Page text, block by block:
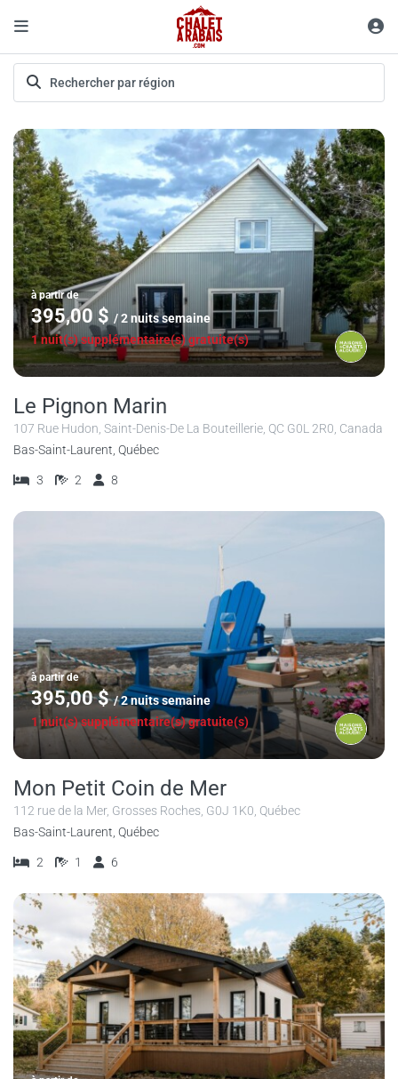
à partir de
395,00 $ / 2 nuits semaine
1 nuit(s) supplémentaire(s) gratuite(s)
Le Pignon Marin
107 Rue Hudon, Saint-Denis-De La Bouteillerie, QC G0L 2R0, Canada
Bas-Saint-Laurent, Québec
3 2 8
à partir de
395,00 $ / 2 nuits semaine
1 nuit(s) supplémentaire(s) gratuite(s)
Mon Petit Coin de Mer
112 rue de la Mer, Grosses Roches, G0J 1K0, Québec
Bas-Saint-Laurent, Québec
2 1 6